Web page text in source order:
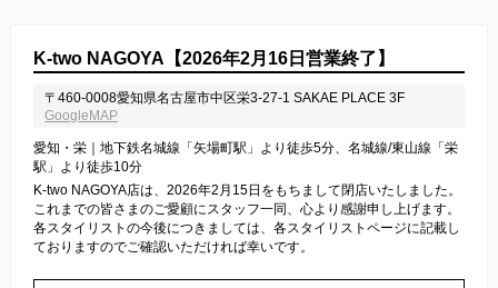
K-two NAGOYA【2026年2月16日営業終了】
〒460-0008愛知県名古屋市中区栄3-27-1 SAKAE PLACE 3F
GoogleMAP
愛知・栄｜地下鉄名城線「矢場町駅」より徒歩5分、名城線/東山線「栄
駅」より徒歩10分
K-two NAGOYA店は、2026年2月15日をもちまして閉店いたしました。
これまでの皆さまのご愛顧にスタッフ一同、心より感謝申し上げます。
各スタイリストの今後につきましては、各スタイリストページに記載し
ておりますのでご確認いただければ幸いです。